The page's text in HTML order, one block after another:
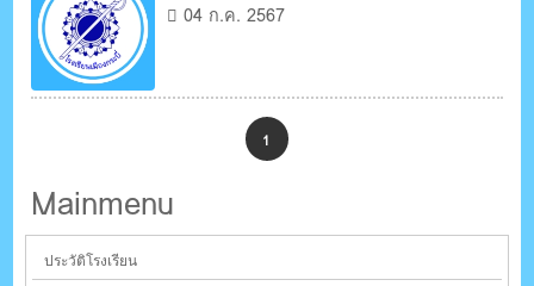
04 ก.ค. 2567
1
Mainmenu
ประวัติโรงเรียน